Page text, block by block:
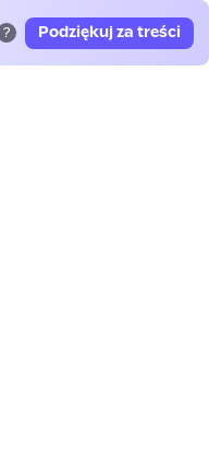
? Podziękuj za treści